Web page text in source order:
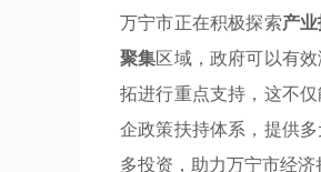
万宁市正在积极探索产
聚集区域，政府可以有
拓进行重点支持，这不
企政策扶持体系，提供
多投资，助力万宁市经